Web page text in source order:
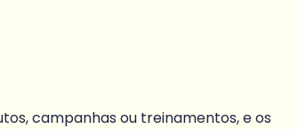
campanhas ou treinamentos, e os